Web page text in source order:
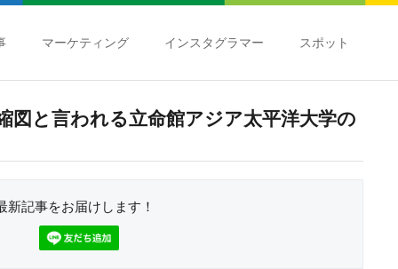
マーケティング インスタグラマー スポット
図と言われる立命館アジア太平洋大学の
新記事をお届けします！